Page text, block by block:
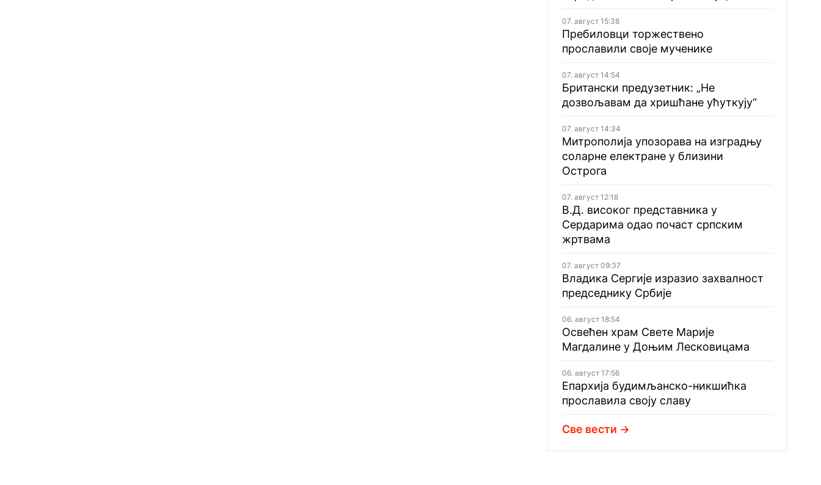
07. август 15:38
Пребиловци торжествено
прославили своје мученике
07. август 14:54
Британски предузетник: „Не
дозвољавам да хришћане ућуткују“
07. август 14:34
Митрополија упозорава на изградњу
соларне електране у близини
Острога
07. август 12:18
В.Д. високог представника у
Сердарима одао почаст српским
жртвама
07. август 09:37
Владика Сергије изразио захвалност
председнику Србије
06. август 18:54
Освећен храм Свете Марије
Магдалине у Доњим Лесковицама
06. август 17:56
Епархија будимљанско-никшићка
прославила своју славу
Све вести